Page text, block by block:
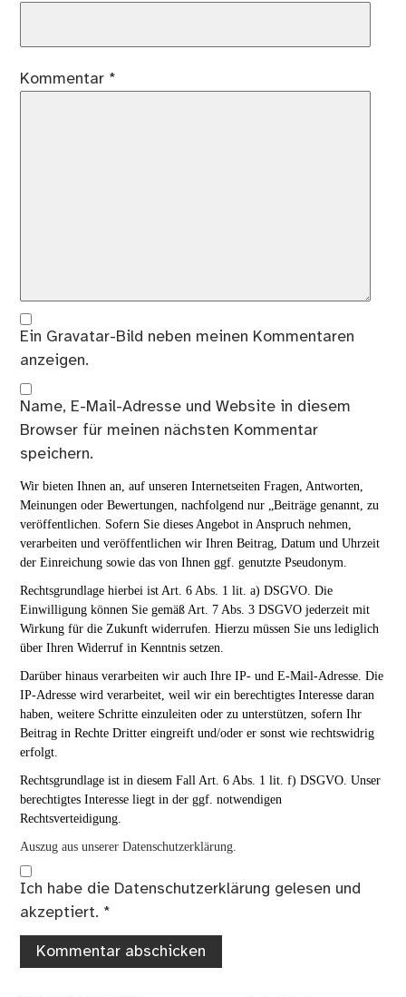
Kommentar *
Ein Gravatar-Bild neben meinen Kommentaren
anzeigen.
Name, E-Mail-Adresse und Website in diesem
Browser für meinen nächsten Kommentar
speichern.
Wir bieten Ihnen an, auf unseren Internetseiten Fragen, Antworten,
Meinungen oder Bewertungen, nachfolgend nur „Beiträge genannt, zu
veröffentlichen. Sofern Sie dieses Angebot in Anspruch nehmen,
verarbeiten und veröffentlichen wir Ihren Beitrag, Datum und Uhrzeit
der Einreichung sowie das von Ihnen ggf. genutzte Pseudonym.
Rechtsgrundlage hierbei ist Art. 6 Abs. 1 lit. a) DSGVO. Die
Einwilligung können Sie gemäß Art. 7 Abs. 3 DSGVO jederzeit mit
Wirkung für die Zukunft widerrufen. Hierzu müssen Sie uns lediglich
über Ihren Widerruf in Kenntnis setzen.
Darüber hinaus verarbeiten wir auch Ihre IP- und E-Mail-Adresse. Die
IP-Adresse wird verarbeitet, weil wir ein berechtigtes Interesse daran
haben, weitere Schritte einzuleiten oder zu unterstützen, sofern Ihr
Beitrag in Rechte Dritter eingreift und/oder er sonst wie rechtswidrig
erfolgt.
Rechtsgrundlage ist in diesem Fall Art. 6 Abs. 1 lit. f) DSGVO. Unser
berechtigtes Interesse liegt in der ggf. notwendigen
Rechtsverteidigung.
Auszug aus unserer Datenschutzerklärung.
Ich habe die Datenschutzerklärung gelesen und
akzeptiert. *